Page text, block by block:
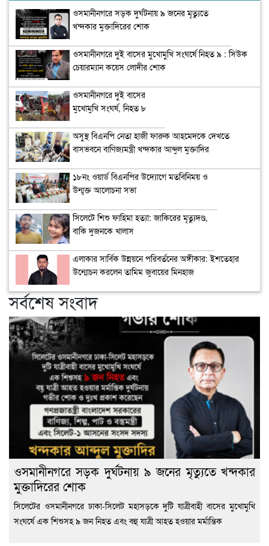
ওসমানীনগরে সড়ক দুর্ঘটনায় ৯ জনের মৃত্যুতে
খন্দকার মুক্তাদিরের শোক
ওসমানীনগরে দুই বাসের মুখোমুখি সংঘর্ষে নিহত ৯ : সিউক
চেয়ারম্যান কয়েস লোদীর শোক
ওসমানীনগরে দুই বাসের
মুখোমুখি সংঘর্ষ, নিহত ৮
অসুস্থ বিএনপি নেতা হাজী ফারুক আহমেদকে দেখতে
বাসভবনে বাণিজ্যমন্ত্রী খন্দকার আব্দুল মুক্তাদির
১৮নং ওয়ার্ড বিএনপির উদ্যোগে মতবিনিময় ও
উন্মুক্ত আলোচনা সভা
সিলেটে শিশু ফাহিমা হত্যা: জাকিরের মৃত্যুদণ্ড,
বাকি দুজনকে খালাস
এলাকার সার্বিক উন্নয়নে পরিবর্তনের অঙ্গীকার: ইশতেহার
উন্মোচন করলেন তামিম জুবায়ের মিনহাজ
সর্বশেষ সংবাদ
ওসমানীনগরে সড়ক দুর্ঘটনায় ৯ জনের মৃত্যুতে খন্দকার
মুক্তাদিরের শোক
সিলেটের ওসমানীনগরে ঢাকা-সিলেট মহাসড়কে দুটি যাত্রীবাহী বাসের মুখোমুখি
সংঘর্ষে এক শিশুসহ ৯ জন নিহত এবং বহু যাত্রী আহত হওয়ার মর্মান্তিক